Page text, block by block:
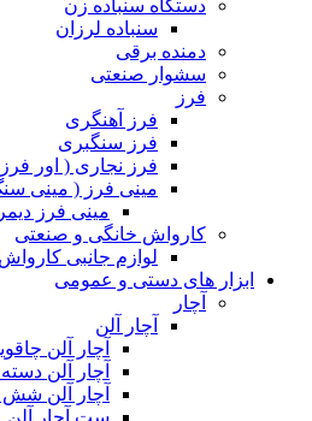
دستگاه سنباده زن
سنباده لرزان
دمنده برقی
سشوار صنعتی
فرز
فرز آهنگری
فرز سنگبری
فرز نجاری ( اور
مینی فرز ( مینی
مینی فرز دیمر
کارواش خانگی و صنعتی
لوازم جانبی کارواش
ابزار های دستی و عمومی
آچار
آچار آلن
آچار آلن
آچار آلن دسته T
آچار آلن
ست آچار آلن